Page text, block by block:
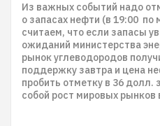
Из важных событий надо
о запасах нефти (в 19:00
считаем, что если запасы
ожиданий министерства
рынок углеводородов
поддержку завтра и цена
пробить отметку в 36 долл.
собой рост мировых рынков